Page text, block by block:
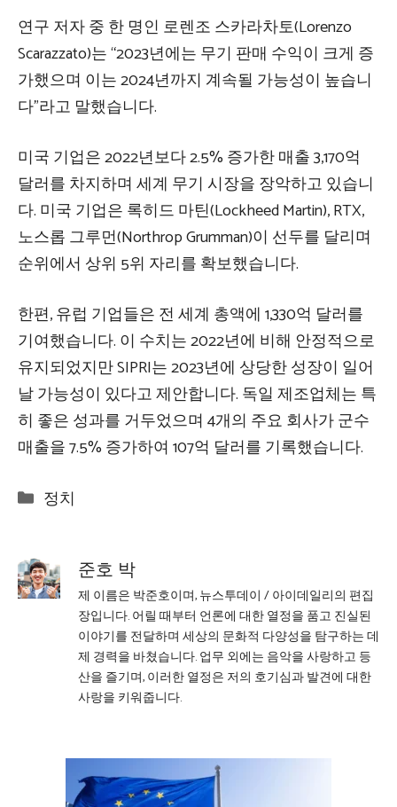
연구 저자 중 한 명인 로렌조 스카라차토(Lorenzo
Scarazzato)는 “2023년에는 무기 판매 수익이 크게 증
가했으며 이는 2024년까지 계속될 가능성이 높습니
다”라고 말했습니다.
미국 기업은 2022년보다 2.5% 증가한 매출 3,170억
달러를 차지하며 세계 무기 시장을 장악하고 있습니
다. 미국 기업은 록히드 마틴(Lockheed Martin), RTX,
노스롭 그루먼(Northrop Grumman)이 선두를 달리며
순위에서 상위 5위 자리를 확보했습니다.
한편, 유럽 기업들은 전 세계 총액에 1,330억 달러를
기여했습니다. 이 수치는 2022년에 비해 안정적으로
유지되었지만 SIPRI는 2023년에 상당한 성장이 일어
날 가능성이 있다고 제안합니다. 독일 제조업체는 특
히 좋은 성과를 거두었으며 4개의 주요 회사가 군수
매출을 7.5% 증가하여 107억 달러를 기록했습니다.
Categories
정치
준호 박
제 이름은 박준호이며, 뉴스투데이 / 아이데일리의 편집
장입니다. 어릴 때부터 언론에 대한 열정을 품고 진실된
이야기를 전달하며 세상의 문화적 다양성을 탐구하는 데
제 경력을 바쳤습니다. 업무 외에는 음악을 사랑하고 등
산을 즐기며, 이러한 열정은 저의 호기심과 발견에 대한
사랑을 키워줍니다.